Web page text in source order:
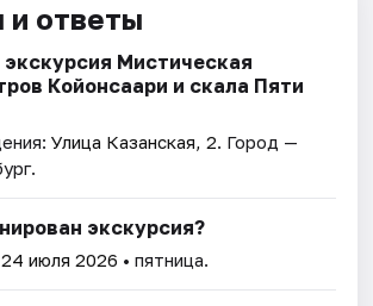
и ответы
экскурсия Мистическая
Койонсаари и скала Пяти
Улица Казанская, 2. Город —
экскурсия?
24 июля 2026 • пятница.